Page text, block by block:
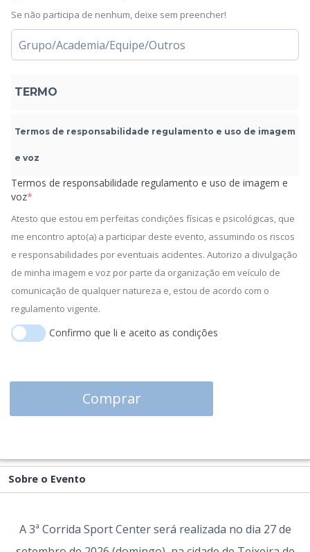
Sobre o Evento
A 3ª Corrida Sport Center será realizada no dia 27 de
Se não participa de nenhum, deixe sem preencher!
TERMO
Termos de responsabilidade regulamento e uso de imagem
e voz
Termos de responsabilidade regulamento e uso de imagem e
voz*
Atesto que estou em perfeitas condições físicas e psicológicas, que
me encontro apto(a) a participar deste evento, assumindo os riscos
e responsabilidades por eventuais acidentes. Autorizo a divulgação
de minha imagem e voz por parte da organização em veículo de
comunicação de qualquer natureza e, estou de acordo com o
regulamento vigente.
Confirmo que li e aceito as condições
Comprar